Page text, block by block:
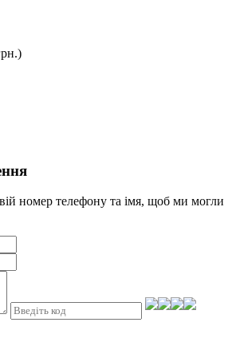
номер телефону та iмя, щоб ми могли